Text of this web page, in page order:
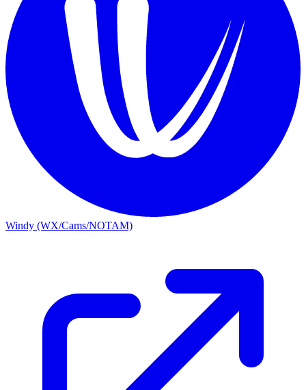
Windy (WX/Cams/NOTAM)